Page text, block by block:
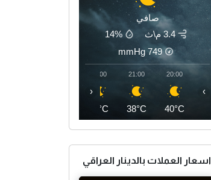
صافي
3.4 م\ث
14%
749
mmHg
20:00
40°C
21:00
38°C
22:00
37°C
‹ ›
اسعار العملات بالدينار العراقي